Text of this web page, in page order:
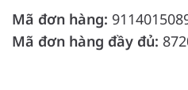
Mã đơn hàng:
Mã đơn hàng đầy đủ: